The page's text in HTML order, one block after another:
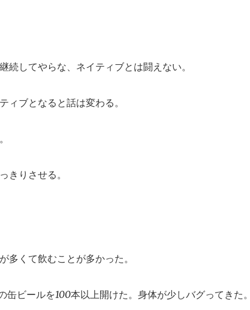
続してやらな、ネイティブとは闘えない。
ィブとなると話は変わる。
きりさせる。
多くて飲むことが多かった。
ビールを100本以上開けた。身体が少しバグってきた。